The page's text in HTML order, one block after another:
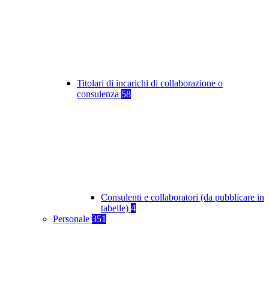
Titolari di incarichi di collaborazione o
consulenza 58
Consulenti e collaboratori (da pubblicare in
tabelle) 4
Personale 351